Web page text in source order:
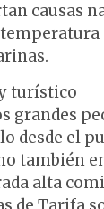
causas
turístico
grandes
desde el
también
alta